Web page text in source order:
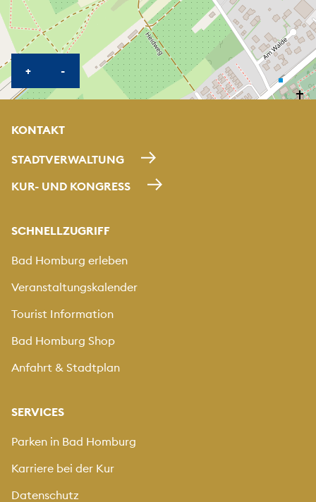
+KARTE HEREINZOOMEN
-KARTE HERAUSZOOMEN
KONTAKT
STADTVERWALTUNG
KUR- UND KONGRESS
SCHNELLZUGRIFF
Bad Homburg erleben
Veranstaltungskalender
Tourist Information
Bad Homburg Shop
Anfahrt & Stadtplan
SERVICES
Parken in Bad Homburg
Karriere bei der Kur
Datenschutz